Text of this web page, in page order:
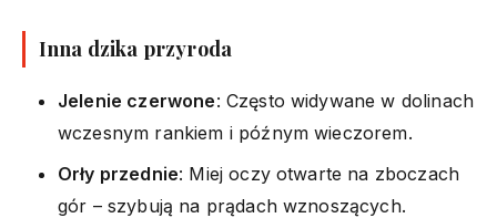
Inna dzika przyroda
Jelenie czerwone: Często widywane w dolinach
wczesnym rankiem i późnym wieczorem.
Orły przednie: Miej oczy otwarte na zboczach
gór – szybują na prądach wznoszących.